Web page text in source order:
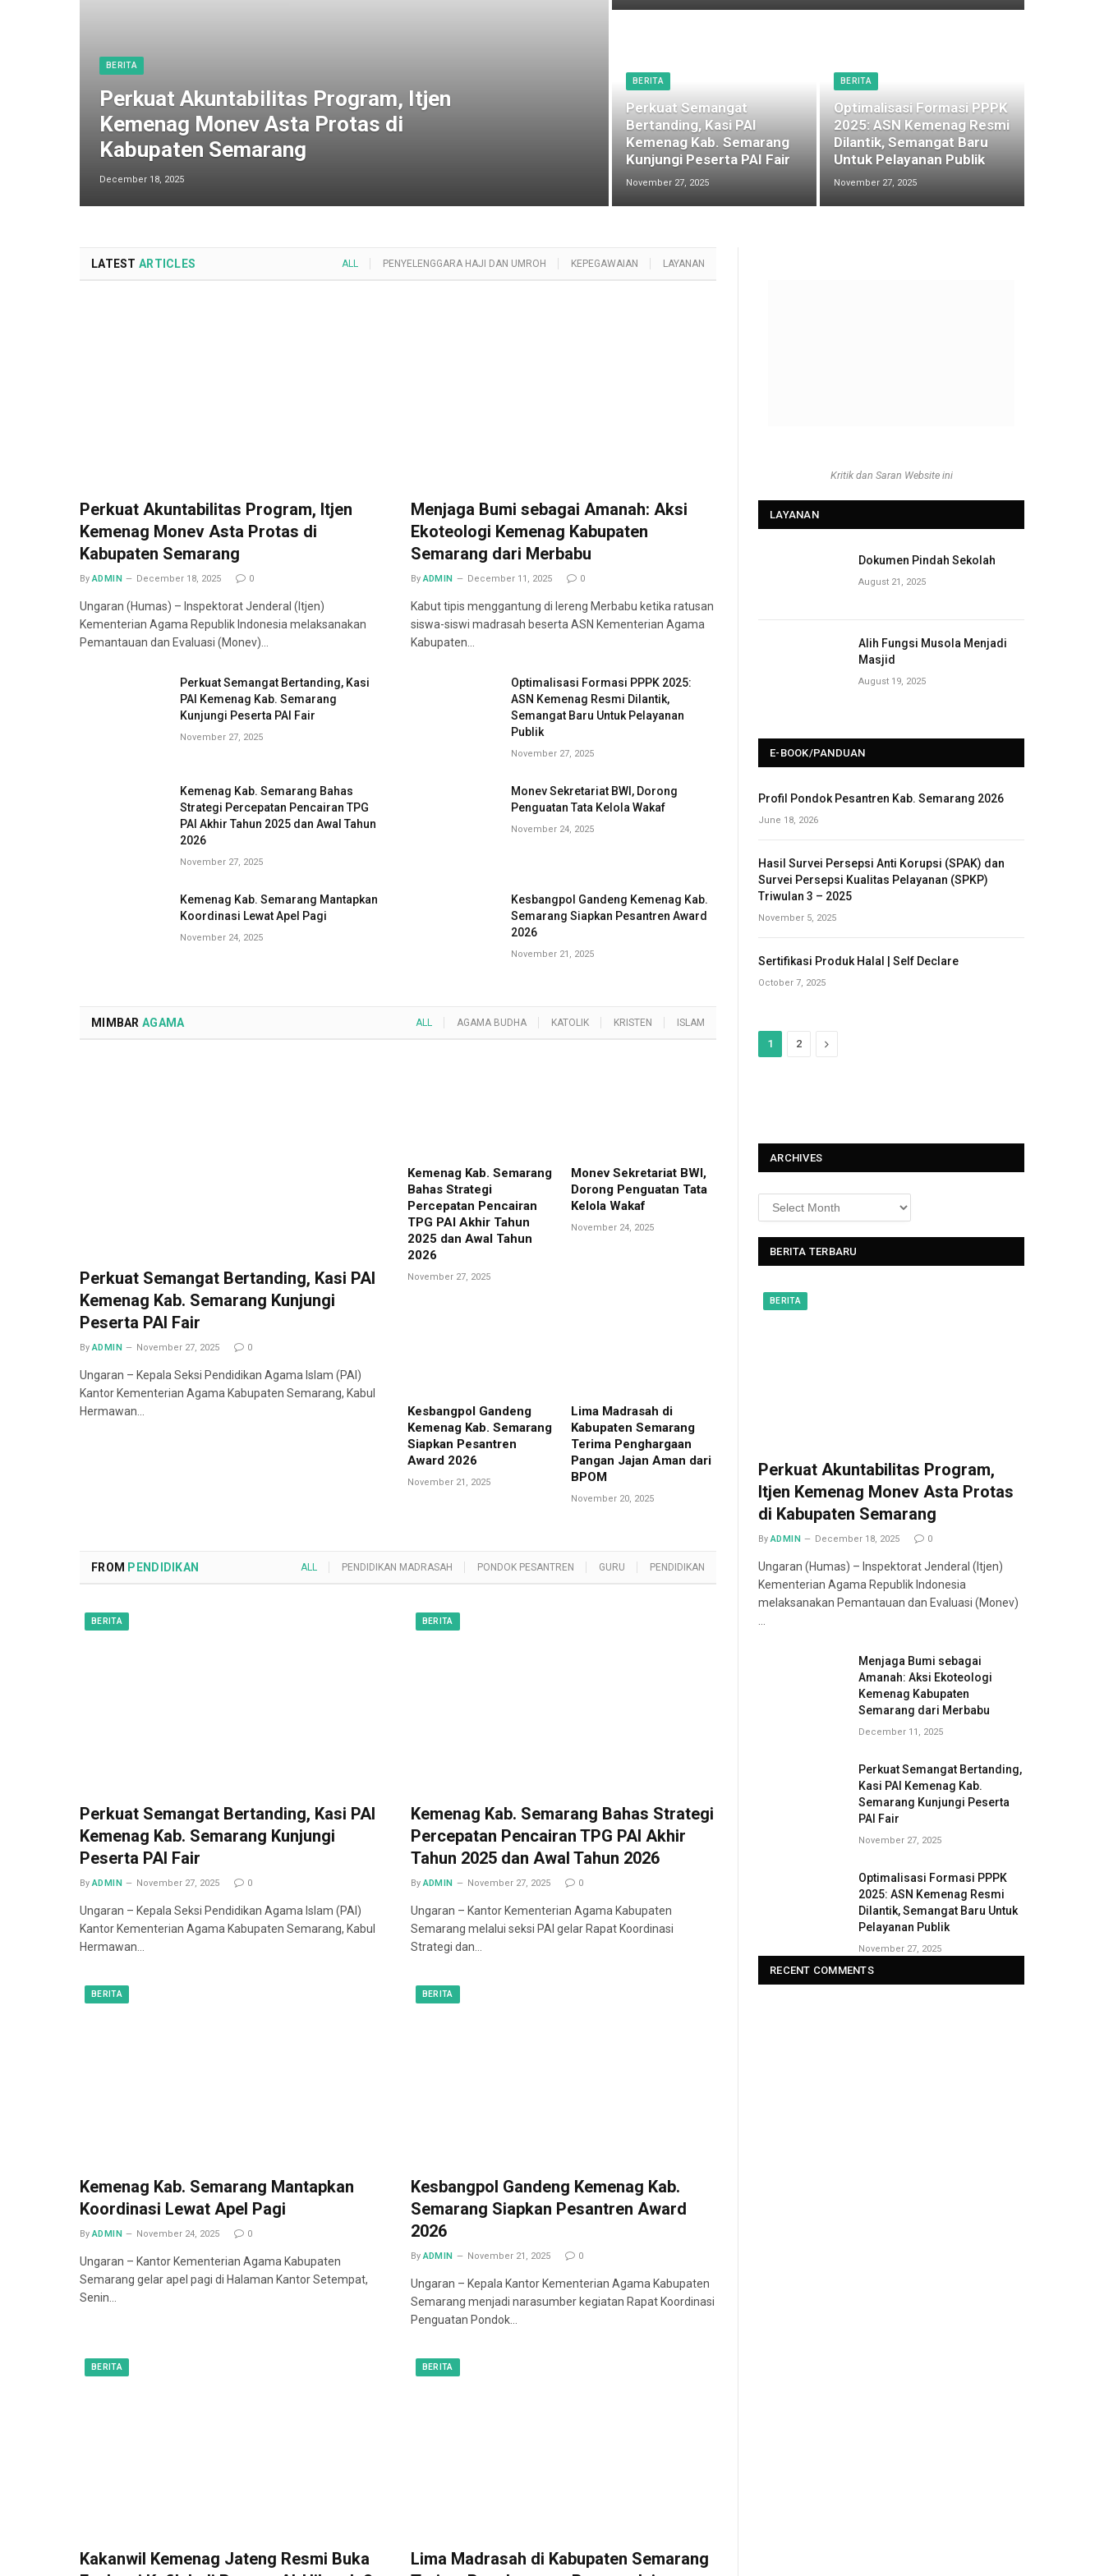
BERITA
Perkuat Akuntabilitas Program, Itjen
Kemenag Monev Asta Protas di
Kabupaten Semarang
December 18, 2025
BERITA
Perkuat Semangat
Bertanding, Kasi PAI
Kemenag Kab. Semarang
Kunjungi Peserta PAI Fair
November 27, 2025
BERITA
Optimalisasi Formasi PPPK
2025: ASN Kemenag Resmi
Dilantik, Semangat Baru
Untuk Pelayanan Publik
November 27, 2025
LATEST ARTICLES ALL PENYELENGGARA HAJI DAN UMROH KEPEGAWAIAN LAYANAN
Perkuat Akuntabilitas Program, Itjen
Kemenag Monev Asta Protas di
Kabupaten Semarang
By ADMIN December 18, 2025 0
Ungaran (Humas) – Inspektorat Jenderal (Itjen)
Kementerian Agama Republik Indonesia melaksanakan
Pemantauan dan Evaluasi (Monev)…
Menjaga Bumi sebagai Amanah: Aksi
Ekoteologi Kemenag Kabupaten
Semarang dari Merbabu
By ADMIN December 11, 2025 0
Kabut tipis menggantung di lereng Merbabu ketika ratusan
siswa-siswi madrasah beserta ASN Kementerian Agama
Kabupaten…
Perkuat Semangat Bertanding, Kasi
PAI Kemenag Kab. Semarang
Kunjungi Peserta PAI Fair
November 27, 2025
Optimalisasi Formasi PPPK 2025:
ASN Kemenag Resmi Dilantik,
Semangat Baru Untuk Pelayanan
Publik
November 27, 2025
Kemenag Kab. Semarang Bahas
Strategi Percepatan Pencairan TPG
PAI Akhir Tahun 2025 dan Awal Tahun
2026
November 27, 2025
Monev Sekretariat BWI, Dorong
Penguatan Tata Kelola Wakaf
November 24, 2025
Kemenag Kab. Semarang Mantapkan
Koordinasi Lewat Apel Pagi
November 24, 2025
Kesbangpol Gandeng Kemenag Kab.
Semarang Siapkan Pesantren Award
2026
November 21, 2025
MIMBAR AGAMA ALL AGAMA BUDHA KATOLIK KRISTEN ISLAM
Perkuat Semangat Bertanding, Kasi PAI
Kemenag Kab. Semarang Kunjungi
Peserta PAI Fair
By ADMIN November 27, 2025 0
Ungaran – Kepala Seksi Pendidikan Agama Islam (PAI)
Kantor Kementerian Agama Kabupaten Semarang, Kabul
Hermawan…
Kemenag Kab. Semarang
Bahas Strategi
Percepatan Pencairan
TPG PAI Akhir Tahun
2025 dan Awal Tahun
2026
November 27, 2025
Monev Sekretariat BWI,
Dorong Penguatan Tata
Kelola Wakaf
November 24, 2025
Kesbangpol Gandeng
Kemenag Kab. Semarang
Siapkan Pesantren
Award 2026
November 21, 2025
Lima Madrasah di
Kabupaten Semarang
Terima Penghargaan
Pangan Jajan Aman dari
BPOM
November 20, 2025
FROM PENDIDIKAN ALL PENDIDIKAN MADRASAH PONDOK PESANTREN GURU PENDIDIKAN
BERITA
Perkuat Semangat Bertanding, Kasi PAI
Kemenag Kab. Semarang Kunjungi
Peserta PAI Fair
By ADMIN November 27, 2025 0
Ungaran – Kepala Seksi Pendidikan Agama Islam (PAI)
Kantor Kementerian Agama Kabupaten Semarang, Kabul
Hermawan…
BERITA
Kemenag Kab. Semarang Bahas Strategi
Percepatan Pencairan TPG PAI Akhir
Tahun 2025 dan Awal Tahun 2026
By ADMIN November 27, 2025 0
Ungaran – Kantor Kementerian Agama Kabupaten
Semarang melalui seksi PAI gelar Rapat Koordinasi
Strategi dan…
BERITA
Kemenag Kab. Semarang Mantapkan
Koordinasi Lewat Apel Pagi
By ADMIN November 24, 2025 0
Ungaran – Kantor Kementerian Agama Kabupaten
Semarang gelar apel pagi di Halaman Kantor Setempat,
Senin…
BERITA
Kesbangpol Gandeng Kemenag Kab.
Semarang Siapkan Pesantren Award
2026
By ADMIN November 21, 2025 0
Ungaran – Kepala Kantor Kementerian Agama Kabupaten
Semarang menjadi narasumber kegiatan Rapat Koordinasi
Penguatan Pondok…
BERITA
Kakanwil Kemenag Jateng Resmi Buka
BERITA
Lima Madrasah di Kabupaten Semarang
Kritik dan Saran Website ini
LAYANAN
Dokumen Pindah Sekolah
August 21, 2025
Alih Fungsi Musola Menjadi
Masjid
August 19, 2025
E-BOOK/PANDUAN
Profil Pondok Pesantren Kab. Semarang 2026
June 18, 2026
Hasil Survei Persepsi Anti Korupsi (SPAK) dan
Survei Persepsi Kualitas Pelayanan (SPKP)
Triwulan 3 – 2025
November 5, 2025
Sertifikasi Produk Halal | Self Declare
October 7, 2025
1 2
N
ARCHIVES
BERITA TERBARU
BERITA
Perkuat Akuntabilitas Program,
Itjen Kemenag Monev Asta Protas
di Kabupaten Semarang
By ADMIN December 18, 2025 0
Ungaran (Humas) – Inspektorat Jenderal (Itjen)
Kementerian Agama Republik Indonesia
melaksanakan Pemantauan dan Evaluasi (Monev)
…
Menjaga Bumi sebagai
Amanah: Aksi Ekoteologi
Kemenag Kabupaten
Semarang dari Merbabu
December 11, 2025
Perkuat Semangat Bertanding,
Kasi PAI Kemenag Kab.
Semarang Kunjungi Peserta
PAI Fair
November 27, 2025
Optimalisasi Formasi PPPK
2025: ASN Kemenag Resmi
Dilantik, Semangat Baru Untuk
Pelayanan Publik
November 27, 2025
RECENT COMMENTS